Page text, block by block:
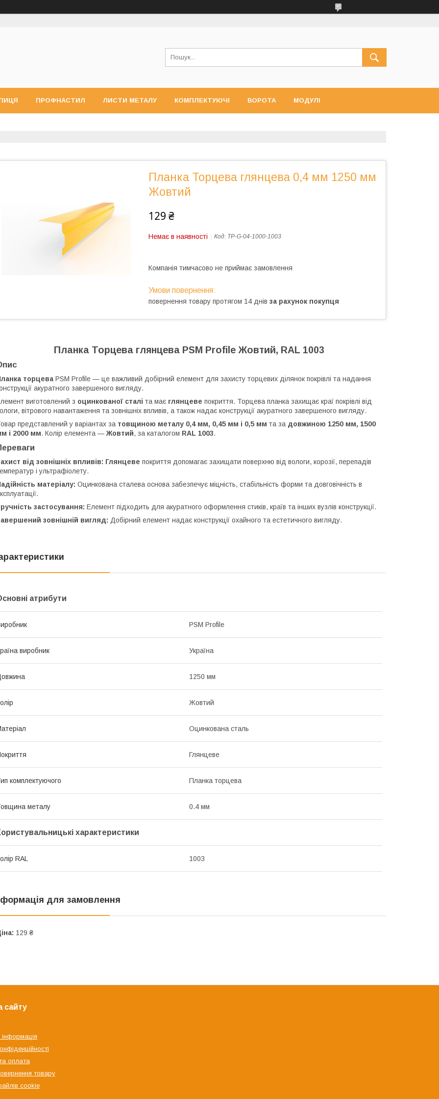
ПРОФНАСТИЛ ЛИСТИ МЕТАЛУ КОМПЛЕКТУЮЧІ ВОРОТА МОДУЛІ
Планка Торцева глянцева 0,4 мм 1250 мм
Жовтий
129 ₴
Немає в наявності Код: TP-G-04-1000-1003
Компанія тимчасово не приймає замовлення
повернення товару протягом 14 днів за рахунок покупця
Планка Торцева глянцева PSM Profile Жовтий, RAL 1003
торцева PSM Profile — це важливий добірний елемент для захисту торцевих ділянок покрівлі та надання
акуратного завершеного вигляду.
виготовлений з оцинкованої сталі та має глянцеве покриття. Торцева планка захищає краї покрівлі від
вітрового навантаження та зовнішніх впливів, а також надає конструкції акуратного завершеного вигляду.
представлений у варіантах за товщиною металу 0,4 мм, 0,45 мм і 0,5 мм та за довжиною 1250 мм, 1500
і 2000 мм. Колір елемента — Жовтий, за каталогом RAL 1003.
від зовнішніх впливів: Глянцеве покриття допомагає захищати поверхню від вологи, корозії, перепадів
і ультрафіолету.
матеріалу: Оцинкована сталева основа забезпечує міцність, стабільність форми та довговічність в
застосування: Елемент підходить для акуратного оформлення стиків, країв та інших вузлів конструкції.
зовнішній вигляд: Добірний елемент надає конструкції охайного та естетичного вигляду.
атрибути
PSM Profile
виробник Україна
1250 мм
Жовтий
Оцинкована сталь
Глянцеве
комплектуючого Планка торцева
металу 0.4 мм
характеристики
RAL 1003
для замовлення
129 ₴
сайту
оплата
товару
cookie